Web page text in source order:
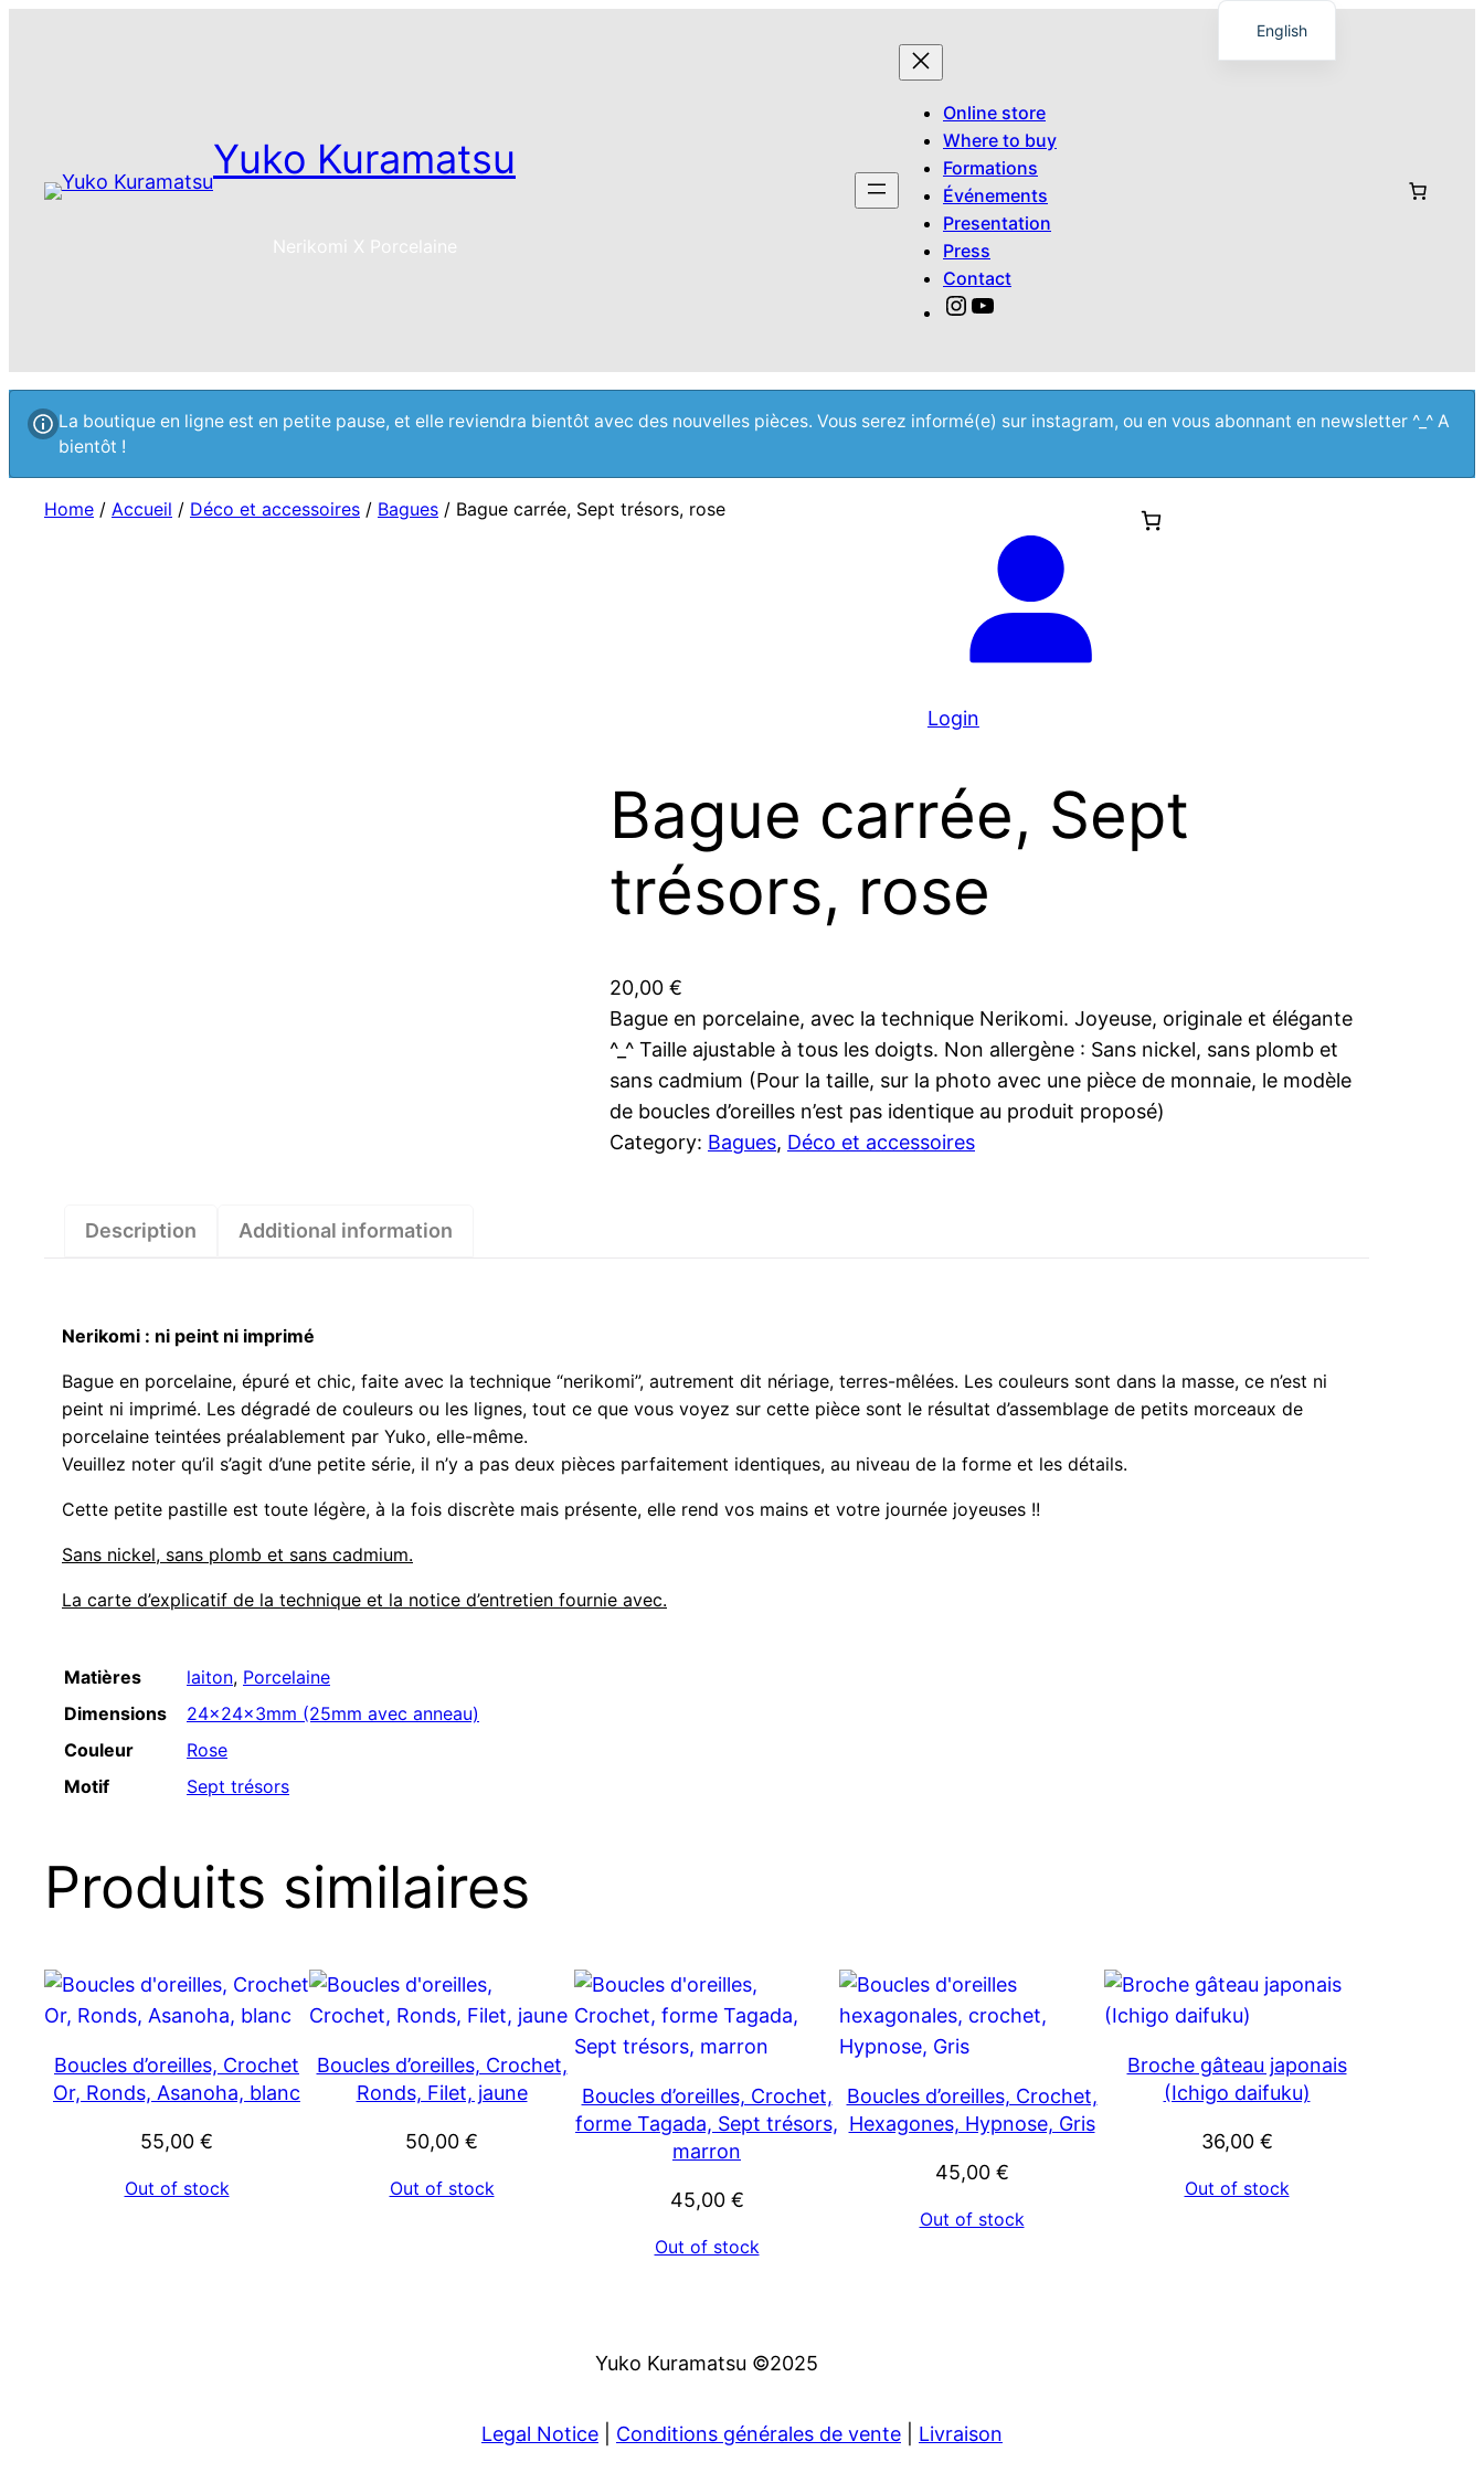
Yuko Kuramatsu
Nerikomi X Porcelaine
Online store
Where to buy
Formations
Événements
Presentation
Press
Contact
Instagram
YouTube
La boutique en ligne est en petite pause, et elle reviendra bientôt avec des nouvelles pièces. Vous serez informé(e) sur instagram, ou en vous abonnant en newsletter ^_^ A
bientôt !
Home / Accueil / Déco et accessoires / Bagues / Bague carrée, Sept trésors, rose
Login
Bague carrée, Sept
trésors, rose
20,00 €
Bague en porcelaine, avec la technique Nerikomi. Joyeuse, originale et élégante
^_^ Taille ajustable à tous les doigts. Non allergène : Sans nickel, sans plomb et
sans cadmium (Pour la taille, sur la photo avec une pièce de monnaie, le modèle
de boucles d’oreilles n’est pas identique au produit proposé)
Category: Bagues, Déco et accessoires
Description Additional information
Nerikomi : ni peint ni imprimé
Bague en porcelaine, épuré et chic, faite avec la technique “nerikomi”, autrement dit nériage, terres-mêlées. Les couleurs sont dans la masse, ce n’est ni
peint ni imprimé. Les dégradé de couleurs ou les lignes, tout ce que vous voyez sur cette pièce sont le résultat d’assemblage de petits morceaux de
porcelaine teintées préalablement par Yuko, elle-même.
Veuillez noter qu’il s’agit d’une petite série, il n’y a pas deux pièces parfaitement identiques, au niveau de la forme et les détails.
Cette petite pastille est toute légère, à la fois discrète mais présente, elle rend vos mains et votre journée joyeuses !!
Sans nickel, sans plomb et sans cadmium.
La carte d’explicatif de la technique et la notice d’entretien fournie avec.
Matières laiton, Porcelaine
Dimensions
24x24x3mm (25mm avec anneau)
Couleur
Rose
Motif
Sept trésors
Produits similaires
Boucles d’oreilles, Crochet
Or, Ronds, Asanoha, blanc
55,00 €
Out of stock
Boucles d’oreilles, Crochet,
Ronds, Filet, jaune
50,00 €
Out of stock
Boucles d’oreilles, Crochet,
forme Tagada, Sept trésors,
marron
45,00 €
Out of stock
Boucles d’oreilles, Crochet,
Hexagones, Hypnose, Gris
45,00 €
Out of stock
Broche gâteau japonais
(Ichigo daifuku)
36,00 €
Out of stock
Yuko Kuramatsu ©2025
Legal Notice Conditions générales de vente Livraison
English